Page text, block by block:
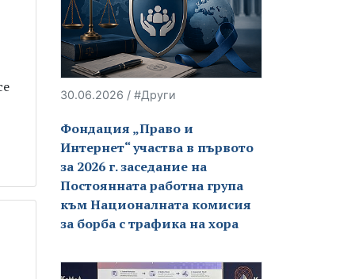
30.06.2026 / #Други
Фондация „Право и
Интернет“ участва в първото
за 2026 г. заседание на
Постоянната работна група
към Националната комисия
за борба с трафика на хора